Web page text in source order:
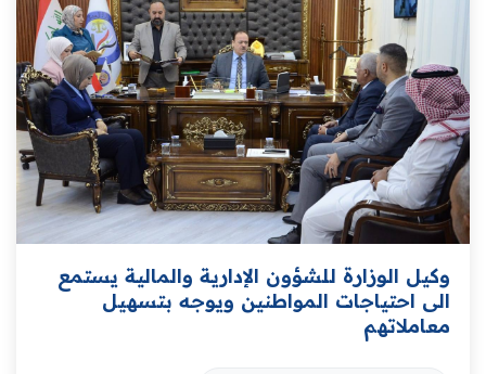
وكيل الوزارة للشؤون الإدارية والمالية يستمع
الى احتياجات المواطنين ويوجه بتسهيل
معاملاتهم